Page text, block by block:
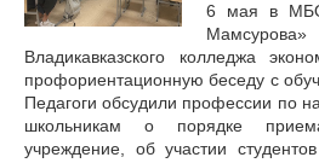
6 мая в
Владикавказского колледжа
профориентационную беседу с
Педагоги обсудили профессии по
школьникам о порядке
учреждение, об участии